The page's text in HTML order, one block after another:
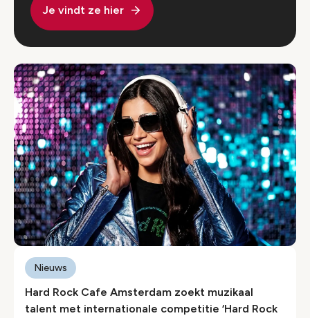
Je vindt ze hier
Hard Rock Cafe Amsterdam zoekt muzikaal
talent met internationale competitie ‘Hard Rock
Nieuws